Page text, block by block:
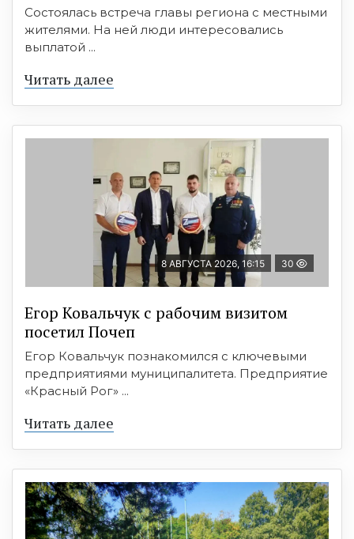
Состоялась встреча главы региона с местными
жителями. На ней люди интересовались
выплатой ...
Читать далее
8 АВГУСТА 2026, 16:15 30
Егор Ковальчук с рабочим визитом
посетил Почеп
Егор Ковальчук познакомился с ключевыми
предприятиями муниципалитета. Предприятие
«Красный Рог» ...
Читать далее